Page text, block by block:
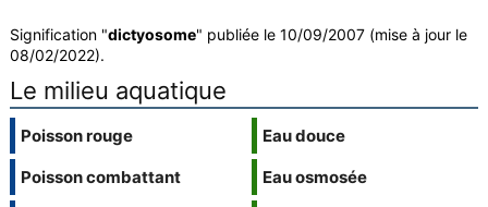
Signification "dictyosome" publiée le 10/09/2007 (mise à jour le
08/02/2022).
Le milieu aquatique
Poisson rouge
Poisson combattant
Eau douce
Eau osmosée